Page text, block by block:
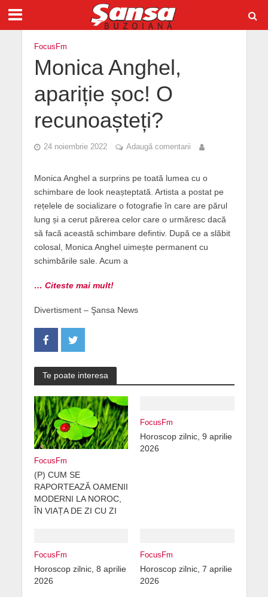
FocusFm
Monica Anghel,
apariție șoc! O
recunoașteți?
24 noiembrie 2022 Adaugă comentarii
Monica Anghel a surprins pe toată lumea cu o
schimbare de look neașteptată. Artista a postat pe
rețelele de socializare o fotografie în care are părul
lung și a cerut părerea celor care o urmăresc dacă
să facă această schimbare defintiv. După ce a slăbit
colosal, Monica Anghel uimește permanent cu
schimbările sale. Acum a
… Citeste mai mult!
Divertisment – Şansa News
Te poate interesa
FocusFm
(P) CUM SE
RAPORTEAZĂ OAMENII
MODERNI LA NOROC,
ÎN VIAȚA DE ZI CU ZI
FocusFm
Horoscop zilnic, 9 aprilie
2026
FocusFm
Horoscop zilnic, 8 aprilie
2026
FocusFm
Horoscop zilnic, 7 aprilie
2026